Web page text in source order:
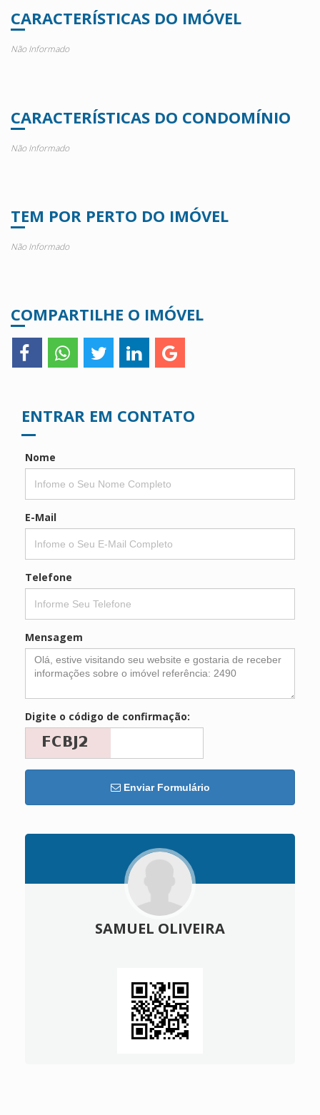
CARACTERÍSTICAS DO IMÓVEL
Não Informado
CARACTERÍSTICAS DO CONDOMÍNIO
Não Informado
TEM POR PERTO DO IMÓVEL
Não Informado
COMPARTILHE O IMÓVEL
ENTRAR EM CONTATO
Nome
E-Mail
Telefone
Mensagem
Digite o código de confirmação:
Enviar Formulário
SAMUEL OLIVEIRA